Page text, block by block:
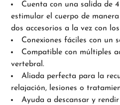
Cuenta con una salida de 4
estimular el cuerpo de
dos accesorios a la vez con
Conexiones fáciles con un
Compatible con múltiples
vertebral.
Aliada perfecta para la
relajación, lesiones o
Ayuda a descansar y